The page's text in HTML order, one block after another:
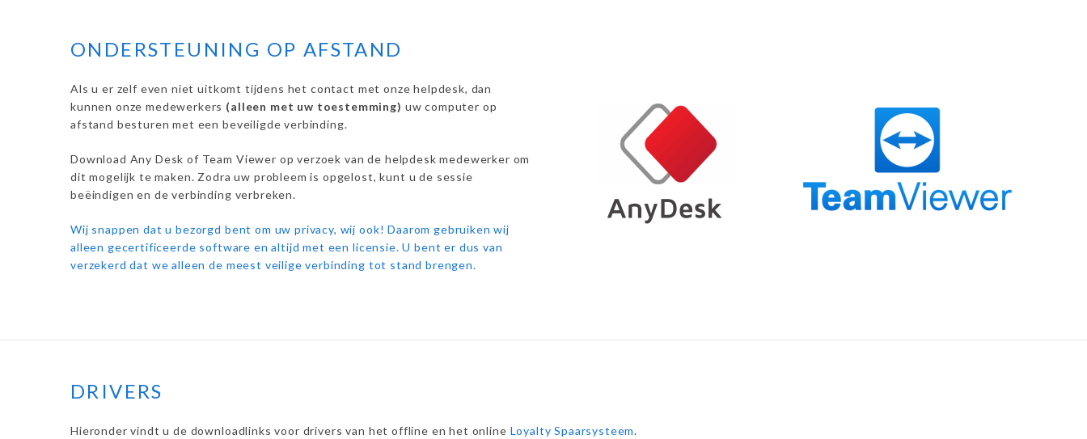
ONDERSTEUNING OP AFSTAND
Als u er zelf even niet uitkomt tijdens het contact met onze helpdesk, dan
kunnen onze medewerkers (alleen met uw toestemming) uw computer op
afstand besturen met een beveiligde verbinding.
Download Any Desk of Team Viewer op verzoek van de helpdesk medewerker om
dit mogelijk te maken. Zodra uw probleem is opgelost, kunt u de sessie
beëindigen en de verbinding verbreken.
Wij snappen dat u bezorgd bent om uw privacy, wij ook! Daarom gebruiken wij
alleen gecertificeerde software en altijd met een licensie. U bent er dus van
verzekerd dat we alleen de meest veilige verbinding tot stand brengen.
DRIVERS
Hieronder vindt u de downloadlinks voor drivers van het offline en het online Loyalty Spaarsysteem.